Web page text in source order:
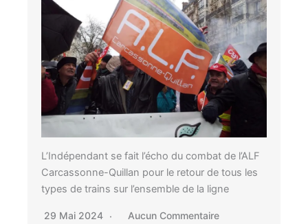
L’Indépendant se fait l’écho du combat de l’ALF
Carcassonne-Quillan pour le retour de tous les
types de trains sur l’ensemble de la ligne
29 Mai 2024 Aucun Commentaire